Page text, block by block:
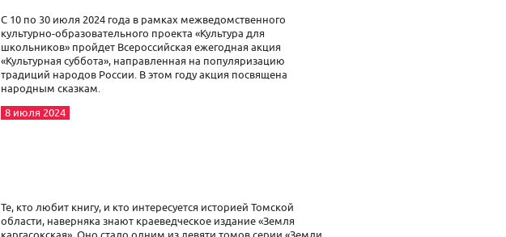
С 10 по 30 июля 2024 года в рамках межведомственного
культурно-образовательного проекта «Культура для
школьников» пройдет Всероссийская ежегодная акция
«Культурная суббота», направленная на популяризацию
традиций народов России. В этом году акция посвящена
народным сказкам.
8 июля 2024
Те, кто любит книгу, и кто интересуется историей Томской
области, наверняка знают краеведческое издание «Земля